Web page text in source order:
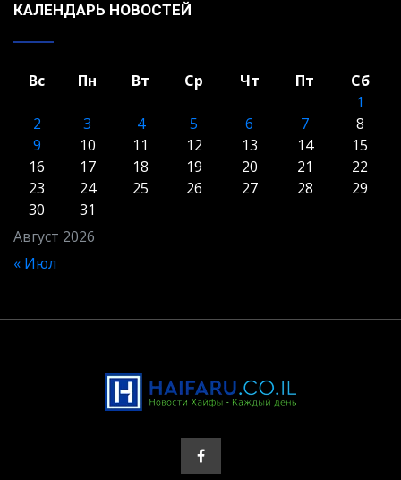
КАЛЕНДАРЬ НОВОСТЕЙ
Август 2026
Вс Пн Вт Ср Чт Пт
Сб
1
2
3 4 5 6 7
8
9
10 11 12 13 14
15
16
17 18 19 20 21
22
23
24 25 26 27 28
29
30
31
« Июл